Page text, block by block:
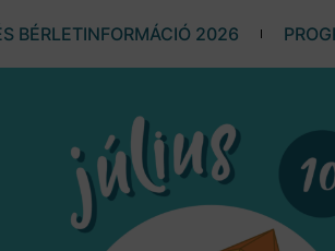
BÉRLETINFORMÁCIÓ 2026